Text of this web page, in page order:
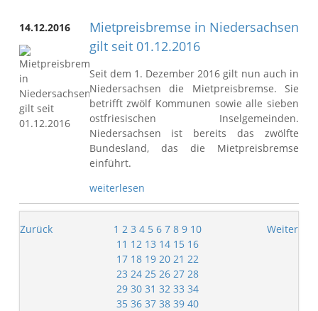
14.12.2016
Mietpreisbremse in Niedersachsen
gilt seit 01.12.2016
Seit dem 1. Dezember 2016 gilt nun auch in
Niedersachsen die Mietpreisbremse. Sie
betrifft zwölf Kommunen sowie alle sieben
ostfriesischen Inselgemeinden.
Niedersachsen ist bereits das zwölfte
Bundesland, das die Mietpreisbremse
einführt.
weiterlesen
Zurück 1 2 3 4 5 6 7 8 9 10
11 12 13 14 15 16
17 18 19 20 21 22
23 24 25 26 27 28
29 30 31 32 33 34
35 36 37 38 39 40
Weiter